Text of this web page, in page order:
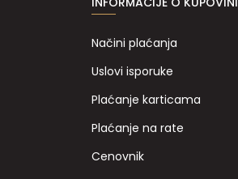
Načini plaćanja
Uslovi isporuke
Plaćanje karticama
Plaćanje na rate
Cenovnik